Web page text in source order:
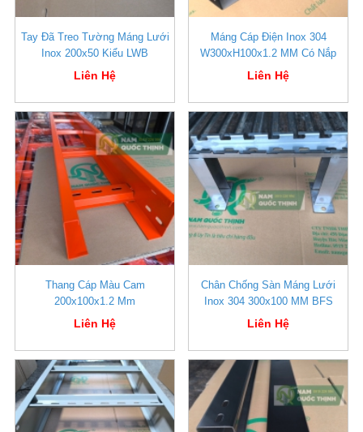
Tay Đã Treo Tường Máng Lưới
Inox 200x50 Kiểu LWB
Liên Hệ
Máng Cáp Điện Inox 304
W300xH100x1.2 MM Có Nắp
Liên Hệ
Thang Cáp Màu Cam
200x100x1.2 Mm
Liên Hệ
Chân Chống Sàn Máng Lưới
Inox 304 300x100 MM BFS
Liên Hệ